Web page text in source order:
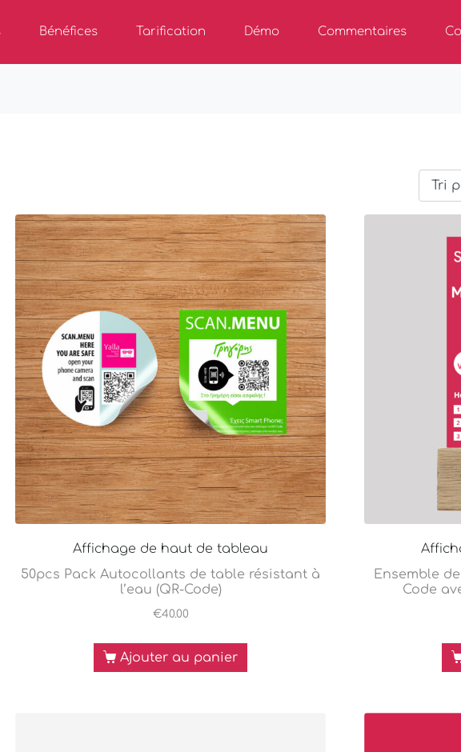
Bénéfices Tarification Démo Commentaires
Affichage de haut de tableau
50pcs Pack Autocollants de table résistant à
l’eau (QR-Code)
€40.00
Ajouter au panier
Ensemble
Code